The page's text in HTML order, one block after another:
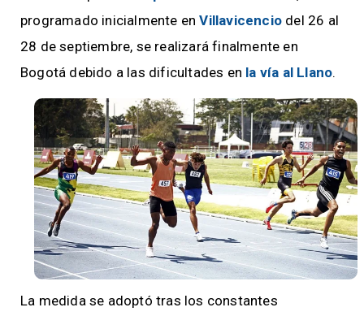
programado inicialmente enVillavicencio del 26 al
28 de septiembre, se realizará finalmente en
Bogotá debido a las dificultades en la vía al Llano.
La medida se adoptó tras los constantes